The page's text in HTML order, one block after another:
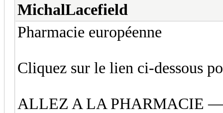
MichalLacefield
Pharmacie européenne
Cliquez sur le lien ci-dessous
ALLEZ A LA PHARMACIE